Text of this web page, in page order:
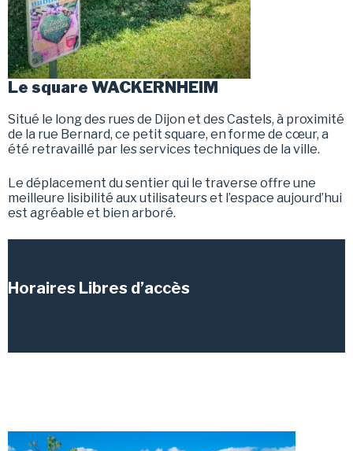
Le square WACKERNHEIM
Situé le long des rues de Dijon et des Castels, à proximité
de la rue Bernard, ce petit square, en forme de cœur, a
été retravaillé par les services techniques de la ville.
Le déplacement du sentier qui le traverse offre une
meilleure lisibilité aux utilisateurs et l’espace aujourd’hui
est agréable et bien arboré.
Horaires Libres d’accès